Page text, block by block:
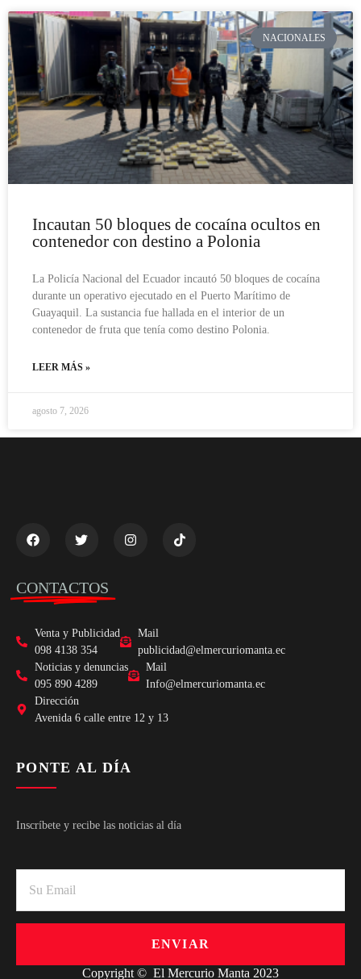
NACIONALES
Incautan 50 bloques de cocaína ocultos en
contenedor con destino a Polonia
La Policía Nacional del Ecuador incautó 50 bloques de cocaína
durante un operativo ejecutado en el Puerto Marítimo de
Guayaquil. La sustancia fue hallada en el interior de un
contenedor de fruta que tenía como destino Polonia.
LEER MÁS »
agosto 7, 2026
CONTACTOS
Venta y Publicidad
098 4138 354
Mail
publicidad@elmercuriomanta.ec
Noticias y denuncias
095 890 4289
Mail
Info@elmercuriomanta.ec
Dirección
Avenida 6 calle entre 12 y 13
PONTE AL DÍA
Inscríbete y recibe las noticias al día
ENVIAR
Copyright © El Mercurio Manta 2023